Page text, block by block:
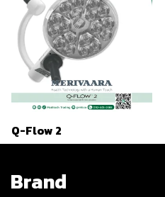
Q-Flow 2
Brand